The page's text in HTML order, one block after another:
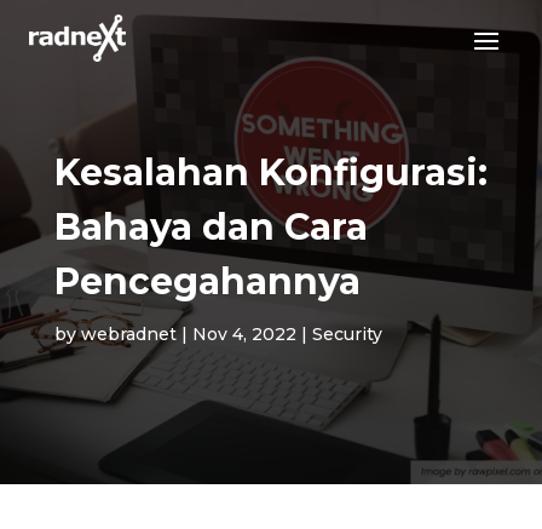
Kesalahan Konfigurasi:
Bahaya dan Cara
Pencegahannya
bywebradnet| Nov 4, 2022 | Security